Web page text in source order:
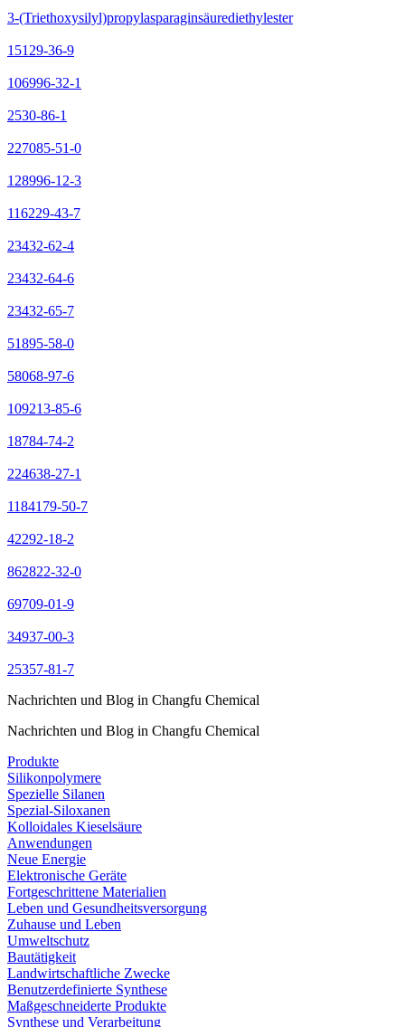
3-(Triethoxysilyl)propylasparaginsäurediethylester
15129-36-9
106996-32-1
2530-86-1
227085-51-0
128996-12-3
116229-43-7
23432-62-4
23432-64-6
23432-65-7
51895-58-0
58068-97-6
109213-85-6
18784-74-2
224638-27-1
1184179-50-7
42292-18-2
862822-32-0
69709-01-9
34937-00-3
25357-81-7
Nachrichten und Blog in Changfu Chemical
Nachrichten und Blog in Changfu Chemical
Produkte
Silikonpolymere
Spezielle Silanen
Spezial-Siloxanen
Kolloidales Kieselsäure
Anwendungen
Neue Energie
Elektronische Geräte
Fortgeschrittene Materialien
Leben und Gesundheitsversorgung
Zuhause und Leben
Umweltschutz
Bautätigkeit
Landwirtschaftliche Zwecke
Benutzerdefinierte Synthese
Maßgeschneiderte Produkte
Synthese und Verarbeitung